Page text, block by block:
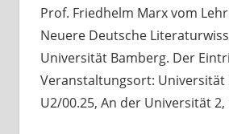
Prof. Friedhelm Marx vom
Neuere Deutsche
Universität Bamberg. Der
Veranstaltungsort: Universität
U2/00.25, An der Universität